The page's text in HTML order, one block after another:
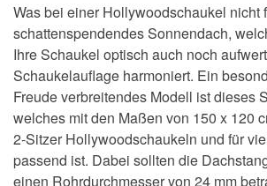
Was bei einer Hollywoodschaukel nicht
schattenspendendes Sonnendach,
Ihre Schaukel optisch auch noch
Schaukelauflage harmoniert. Ein
Freude verbreitendes Modell ist dieses
welches mit den Maßen von 150 x 120
2-Sitzer Hollywoodschaukeln und für
passend ist. Dabei sollten die
einen Rohrdurchmesser von 24 mm